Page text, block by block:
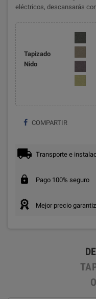
eléctricos, descansarás
Tapizado
Nido
COMPARTIR
Transporte e
Pago 100% seguro
Mejor precio